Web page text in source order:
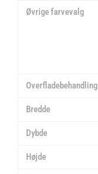
Øvrige farvevalg
Overfladebehandling
Bredde
Dybde
Højde